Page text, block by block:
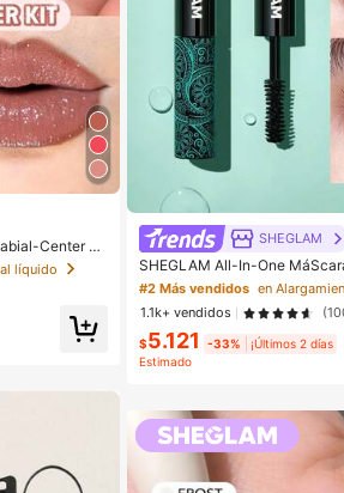
Center St
Maquill
líquido
SHEGLAM
SHEGLAM All-In-One
ud PestañAs Marca De
Para Mujeres Y NiñAs
#2 Más vendidos
1.1k+ vendidos
$5.121 -33%
¡Últimos 2 días
Estimado